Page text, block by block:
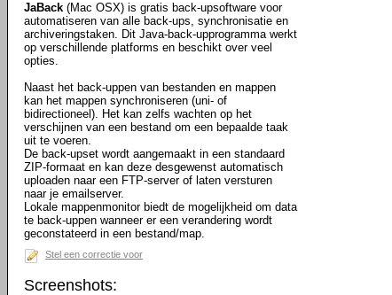
JaBack (Mac OSX) is gratis back-upsoftware voor
automatiseren van alle back-ups, synchronisatie en
archiveringstaken. Dit Java-back-upprogramma werkt
op verschillende platforms en beschikt over veel
opties.
Naast het back-uppen van bestanden en mappen
kan het mappen synchroniseren (uni- of
bidirectioneel). Het kan zelfs wachten op het
verschijnen van een bestand om een bepaalde taak
uit te voeren.
De back-upset wordt aangemaakt in een standaard
ZIP-formaat en kan deze desgewenst automatisch
uploaden naar een FTP-server of laten versturen
naar je emailserver.
Lokale mappenmonitor biedt de mogelijkheid om data
te back-uppen wanneer er een verandering wordt
geconstateerd in een bestand/map.
Stel een correctie voor
Screenshots: